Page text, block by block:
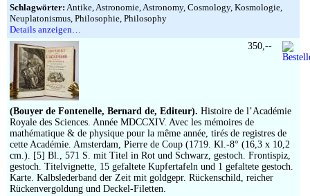
Schlagwörter: Antike, Astronomie, Astronomy, Cosmology, Kosmologie,
Neuplatonismus, Philosophie, Philosophy
Details anzeigen…
(Bouyer de Fontenelle, Bernard de, Editeur). Histoire de l’Académie
Royale des Sciences. Année MDCCXIV. Avec les mémoires de
mathématique & de physique pour la même année, tirés de registres de
cette Académie. Amsterdam, Pierre de Coup (1719. Kl.-8° (16,3 x 10,2
cm.). [5] Bl., 571 S. mit Titel in Rot und Schwarz, gestoch. Frontispiz,
gestoch. Titelvignette, 15 gefaltete Kupfertafeln und 1 gefaltete gestoch.
Karte. Kalbslederband der Zeit mit goldgepr. Rückenschild, reicher
Rückenvergoldung und Deckel-Filetten.
350,--